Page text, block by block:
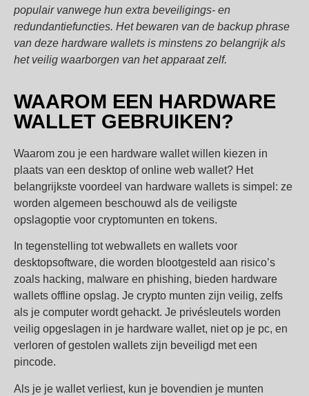
populair vanwege hun extra beveiligings- en
redundantiefuncties. Het bewaren van de backup phrase
van deze hardware wallets is minstens zo belangrijk als
het veilig waarborgen van het apparaat zelf.
WAAROM EEN ​​HARDWARE
WALLET GEBRUIKEN?
Waarom zou je een hardware wallet willen kiezen in
plaats van een desktop of online web wallet? Het
belangrijkste voordeel van hardware wallets is simpel: ze
worden algemeen beschouwd als de veiligste
opslagoptie voor cryptomunten en tokens.
In tegenstelling tot webwallets en wallets voor
desktopsoftware, die worden blootgesteld aan risico’s
zoals hacking, malware en phishing, bieden hardware
wallets offline opslag. Je crypto munten zijn veilig, zelfs
als je computer wordt gehackt. Je privésleutels worden
veilig opgeslagen in je hardware wallet, niet op je pc, en
verloren of gestolen wallets zijn beveiligd met een
pincode.
Als je je wallet verliest, kun je bovendien je munten